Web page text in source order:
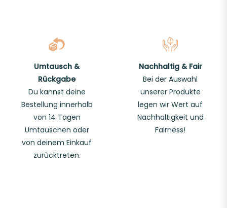
Umtausch &
Rückgabe
Du kannst deine
Bestellung innerhalb
von 14 Tagen
Umtauschen oder
von deinem Einkauf
zurücktreten.
Nachhaltig & Fair
Bei der Auswahl
unserer Produkte
legen wir Wert auf
Nachhaltigkeit und
Fairness!